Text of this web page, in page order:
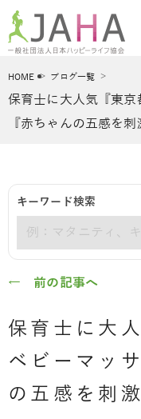
HOME ブログ一覧
保育士に大人気『東
『赤ちゃんの五感を刺
キーワード検索
← 前の記事へ
保育士に大
ベビーマッ
の五感を刺激